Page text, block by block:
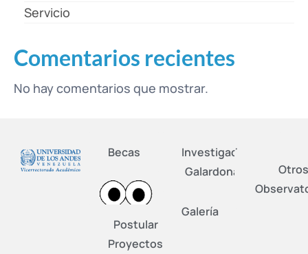
Servicio
Comentarios recientes
No hay comentarios que mostrar.
Becas
Postular
Proyectos
Investigadores
Galardonados
Galería
Otros